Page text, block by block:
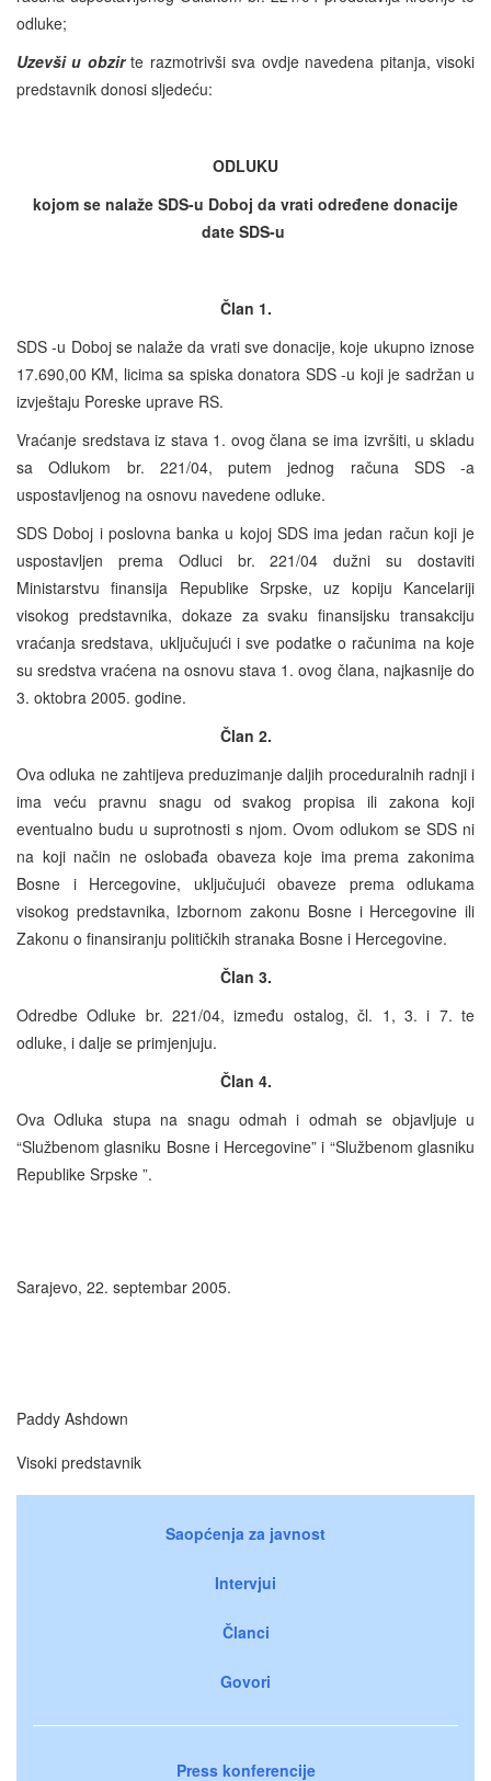
odluke;
Uzevši u obzirte razmotrivši sva ovdje navedena pitanja, visoki
predstavnik donosi sljedeću:
ODLUKU
kojom se nalaže SDS-u Doboj da vrati određene donacije
date SDS-u
Član 1.
SDS -u Doboj se nalaže da vrati sve donacije, koje ukupno iznose
17.690,00 KM, licima sa spiska donatora SDS -u koji je sadržan u
izvještaju Poreske uprave RS.
Vraćanje sredstava iz stava 1. ovog člana se ima izvršiti, u skladu
sa Odlukom br. 221/04, putem jednog računa SDS -a
uspostavljenog na osnovu navedene odluke.
SDS Doboj i poslovna banka u kojoj SDS ima jedan račun koji je
uspostavljen prema Odluci br. 221/04 dužni su dostaviti
Ministarstvu finansija Republike Srpske, uz kopiju Kancelariji
visokog predstavnika, dokaze za svaku finansijsku transakciju
vraćanja sredstava, uključujući i sve podatke o računima na koje
su sredstva vraćena na osnovu stava 1. ovog člana, najkasnije do
3. oktobra 2005. godine.
Član 2.
Ova odluka ne zahtijeva preduzimanje daljih proceduralnih radnji i
ima veću pravnu snagu od svakog propisa ili zakona koji
eventualno budu u suprotnosti s njom. Ovom odlukom se SDS ni
na koji način ne oslobađa obaveza koje ima prema zakonima
Bosne i Hercegovine, uključujući obaveze prema odlukama
visokog predstavnika, Izbornom zakonu Bosne i Hercegovine ili
Zakonu o finansiranju političkih stranaka Bosne i Hercegovine.
Član 3.
Odredbe Odluke br. 221/04, između ostalog, čl. 1, 3. i 7. te
odluke, i dalje se primjenjuju.
Član 4.
Ova Odluka stupa na snagu odmah i odmah se objavljuje u
“Službenom glasniku Bosne i Hercegovine” i “Službenom glasniku
Republike Srpske ”.
Sarajevo, 22. septembar 2005.
Paddy Ashdown
Visoki predstavnik
Saopćenja za javnost
Intervjui
Članci
Govori
Press konferencije